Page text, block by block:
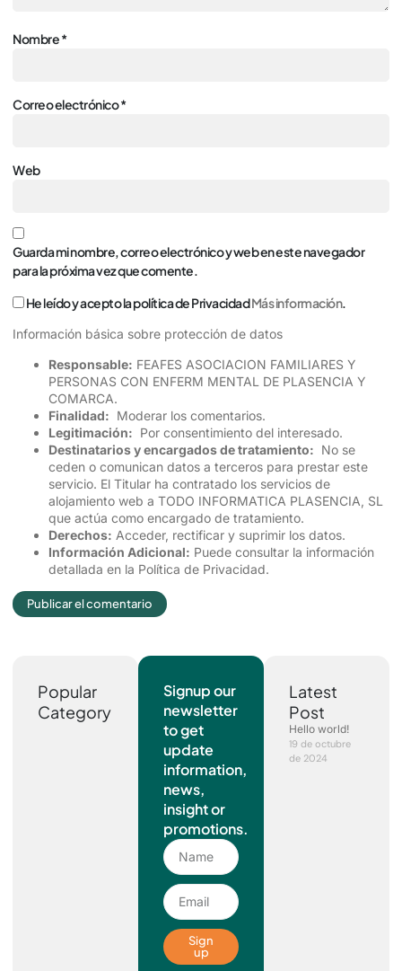
Nombre*
Correo electrónico*
Web
Guarda mi nombre, correo electrónico y web en este navegador
para la próxima vez que comente.
He leído y acepto la política de PrivacidadMás información.
Información básica sobre protección de datos
Responsable: FEAFES ASOCIACION FAMILIARES Y
PERSONAS CON ENFERM MENTAL DE PLASENCIA Y
COMARCA.
Finalidad: Moderar los comentarios.
Legitimación: Por consentimiento del interesado.
Destinatarios y encargados de tratamiento: No se
ceden o comunican datos a terceros para prestar este
servicio. El Titular ha contratado los servicios de
alojamiento web a TODO INFORMATICA PLASENCIA, SL
que actúa como encargado de tratamiento.
Derechos: Acceder, rectificar y suprimir los datos.
Información Adicional: Puede consultar la información
detallada en la Política de Privacidad.
Popular
Category
Signup our
newsletter
to get
update
information,
news,
insight or
promotions.
Sign
up
Latest
Post
Hello world!
19 de octubre
de 2024